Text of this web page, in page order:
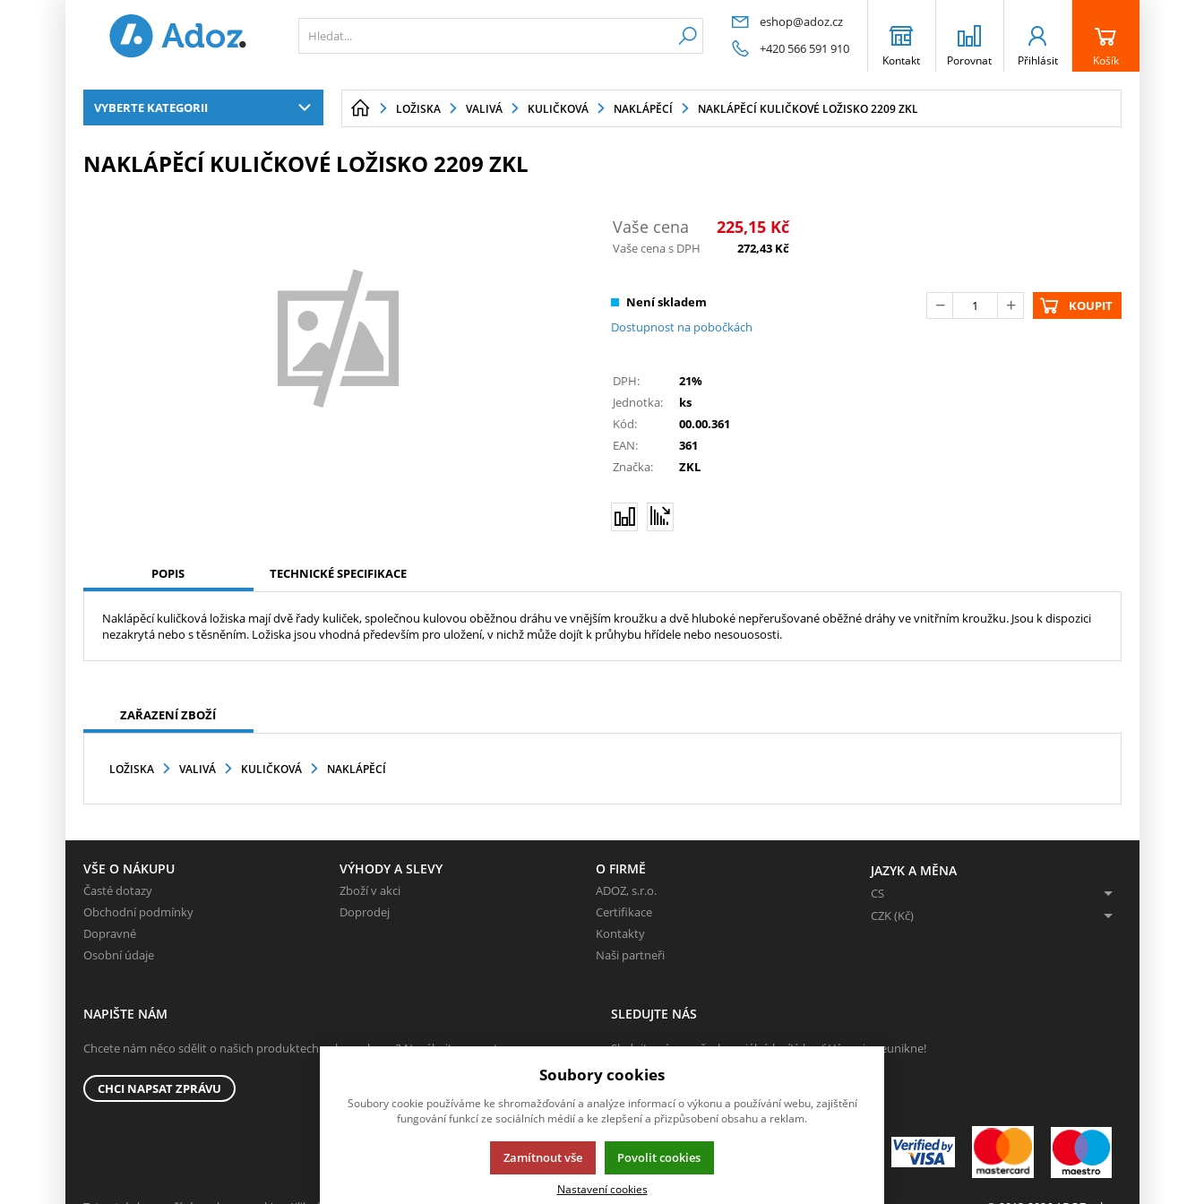
eshop@adoz.cz
+420 566 591 910
Kontakt Porovnat Přihlásit Košík
VYBERTE KATEGORII LOŽISKA VALIVÁ KULIČKOVÁ NAKLÁPĚCÍ NAKLÁPĚCÍ KULIČKOVÉ LOŽISKO 2209 ZKL
NAKLÁPĚCÍ KULIČKOVÉ LOŽISKO 2209 ZKL
Vaše cena 225,15 Kč
Vaše cena s DPH 272,43 Kč
Není skladem
Dostupnost na pobočkách
KOUPIT
DPH:
21%
Jednotka:
ks
Kód:
00.00.361
EAN:
361
Značka:
ZKL
POPIS TECHNICKÉ SPECIFIKACE
Naklápěcí kuličková ložiska mají dvě řady kuliček, společnou kulovou oběžnou dráhu ve vnějším kroužku a dvě hluboké nepřerušované oběžné dráhy ve vnitřním kroužku. Jsou k dispozici
nezakrytá nebo s těsněním. Ložiska jsou vhodná především pro uložení, v nichž může dojít k průhybu hřídele nebo nesouososti.
ZAŘAZENÍ ZBOŽÍ
LOŽISKA VALIVÁ KULIČKOVÁ NAKLÁPĚCÍ
VŠE O NÁKUPU
Časté dotazy
Obchodní podmínky
Dopravné
Osobní údaje
VÝHODY A SLEVY
Zboží v akci
Doprodej
O FIRMĚ
ADOZ, s.r.o.
Certifikace
Kontakty
Naši partneři
JAZYK A MĚNA
CS
CZK (Kč)
NAPIŠTE NÁM
Chcete nám něco sdělit o našich produktech nebo e-shopu? Neváhejte napsat.
CHCI NAPSAT ZPRÁVU
SLEDUJTE NÁS
Sledujte nás na všech sociálních sítích, ať Vám nic neunikne!
Soubory cookies
Soubory cookie používáme ke shromažďování a analýze informací o výkonu a používání webu, zajištění
fungování funkcí ze sociálních médií a ke zlepšení a přizpůsobení obsahu a reklam.
Zamítnout vše Povolit cookies
Nastavení cookies